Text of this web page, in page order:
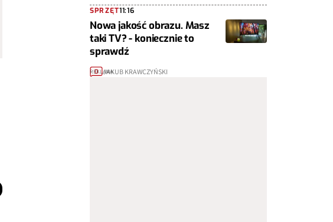
SPRZĘT11:16
Nowa jakość obrazu. Masz
taki TV? - koniecznie to
sprawdź
0 JAKUB KRAWCZYŃSKI